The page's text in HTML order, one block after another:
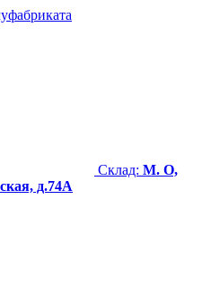
Склад: М. О,
д.74А